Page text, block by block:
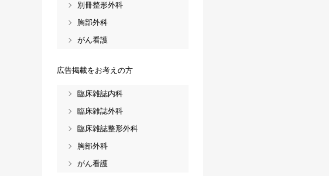
別冊整形外科
胸部外科
がん看護
広告掲載をお考えの方
臨床雑誌内科
臨床雑誌外科
臨床雑誌整形外科
胸部外科
がん看護